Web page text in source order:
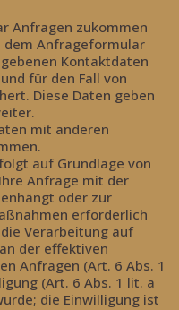
Anfragen zukommen
dem Anfrageformular
Kontaktdaten
für den Fall von
Diese Daten geben
mit anderen
auf Grundlage von
Anfrage mit der
oder zur
erforderlich
Verarbeitung auf
der effektiven
Anfragen (Art. 6 Abs. 1
(Art. 6 Abs. 1 lit. a
die Einwilligung ist